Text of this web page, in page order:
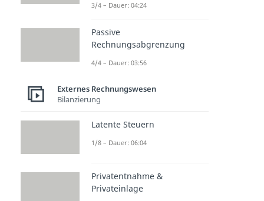
3/4 – Dauer: 04:24
Passive
Rechnungsabgrenzung
4/4 – Dauer: 03:56
Externes Rechnungswesen
Bilanzierung
Latente Steuern
1/8 – Dauer: 06:04
Privatentnahme &
Privateinlage